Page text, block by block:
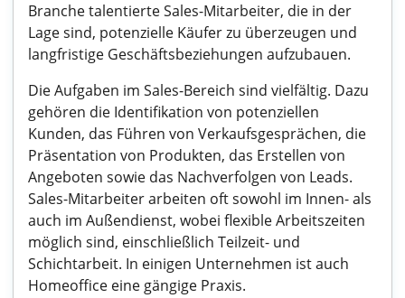
Branche talentierte Sales-Mitarbeiter, die in der
Lage sind, potenzielle Käufer zu überzeugen und
langfristige Geschäftsbeziehungen aufzubauen.
Die Aufgaben im Sales-Bereich sind vielfältig. Dazu
gehören die Identifikation von potenziellen
Kunden, das Führen von Verkaufsgesprächen, die
Präsentation von Produkten, das Erstellen von
Angeboten sowie das Nachverfolgen von Leads.
Sales-Mitarbeiter arbeiten oft sowohl im Innen- als
auch im Außendienst, wobei flexible Arbeitszeiten
möglich sind, einschließlich Teilzeit- und
Schichtarbeit. In einigen Unternehmen ist auch
Homeoffice eine gängige Praxis.